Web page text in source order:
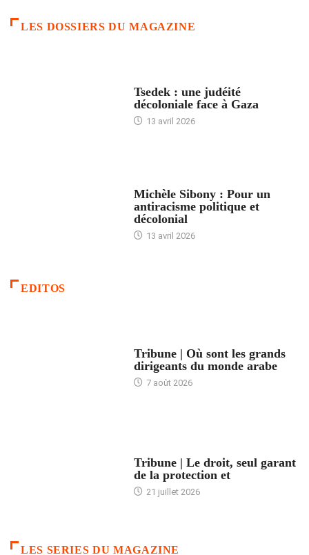
LES DOSSIERS DU MAGAZINE
Tsedek : une judéité
décoloniale face à Gaza
13 avril 2026
Michèle Sibony : Pour un
antiracisme politique et
décolonial
13 avril 2026
EDITOS
Tribune | Où sont les grands
dirigeants du monde arabe
7 août 2026
Tribune | Le droit, seul garant
de la protection et
21 juillet 2026
LES SERIES DU MAGAZINE